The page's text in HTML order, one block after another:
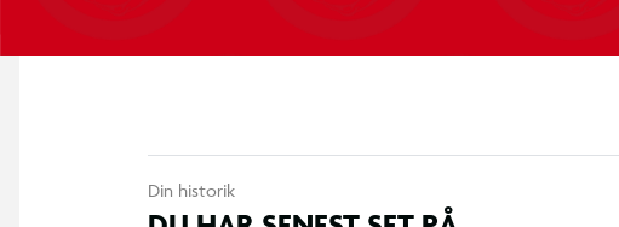
Din historik